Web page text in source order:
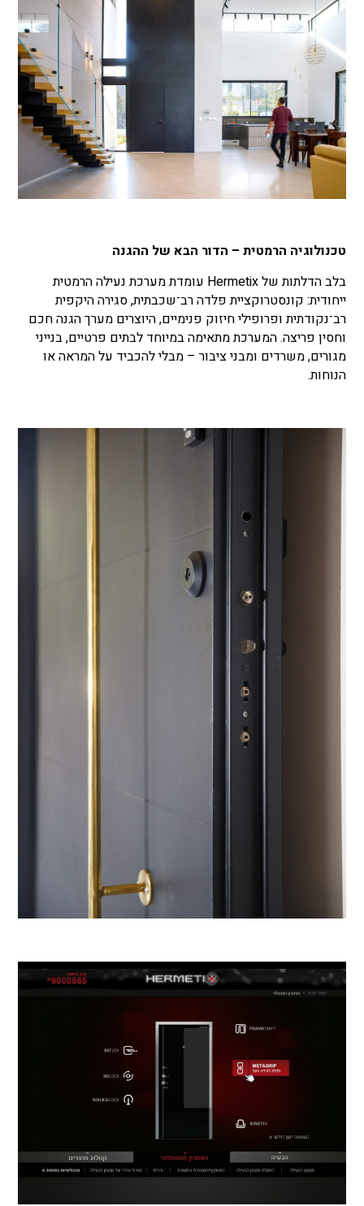
טכנולוגיה הרמטית – הדור הבא של ההגנה
בלב הדלתות של Hermetix עומדת מערכת נעילה הרמטית
ייחודית: קונסטרוקציית פלדה רב־שכבתית, סגירה היקפית
רב־נקודתית ופרופילי חיזוק פנימיים, היוצרים מערך הגנה חכם
וחסין פריצה. המערכת מתאימה במיוחד לבתים פרטיים, בנייני
מגורים, משרדים ומבני ציבור – מבלי להכביד על המראה או
הנוחות.